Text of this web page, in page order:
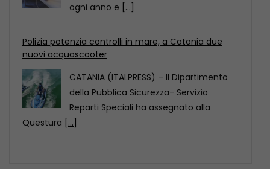
Reparti Speciali ha assegnato alla
Rsa, infezioni correlate all’assistenza per il 2,6% dei
residenti
ROMA (ITALPRESS) – Nelle RSA italiane
migliaia di residenti hanno un’infezione
correlata all’assistenza, in molti